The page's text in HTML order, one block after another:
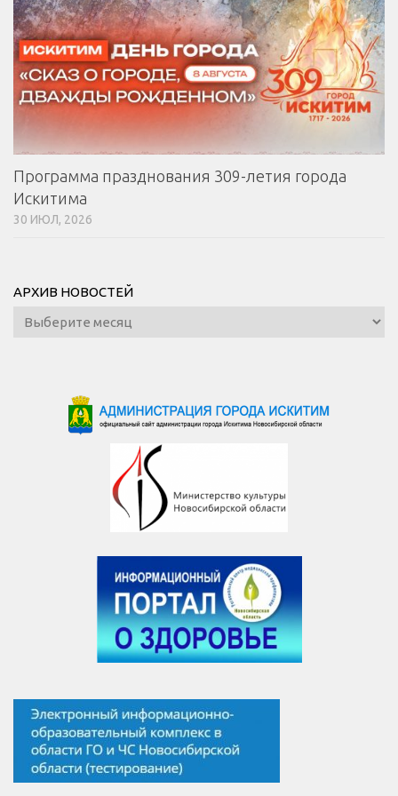
Программа празднования 309-летия города
Искитима
30 ИЮЛ, 2026
АРХИВ НОВОСТЕЙ
Архив
новостей